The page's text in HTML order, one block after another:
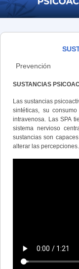
SUSTANCIAS
Las sustancias
sintéticas, su
intravenosa. Las SPA
sistema nervioso
sustancias son
alterar las percepciones.